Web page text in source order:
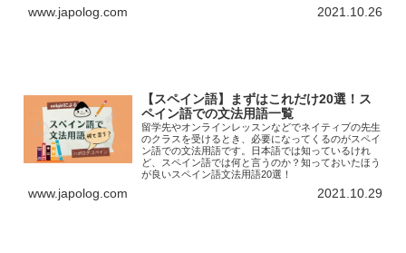
www.japolog.com 2021.10.26
【スペイン語】まずはこれだけ20選！ス
ペイン語での文法用語一覧
留学先やオンラインレッスンなどでネイティブの先生
のクラスを受けるとき、必要になってくるのがスペイ
ン語での文法用語です。日本語では知っているけれ
ど、スペイン語では何と言うのか？知っておいたほう
が良いスペイン語文法用語20選！
www.japolog.com 2021.10.29